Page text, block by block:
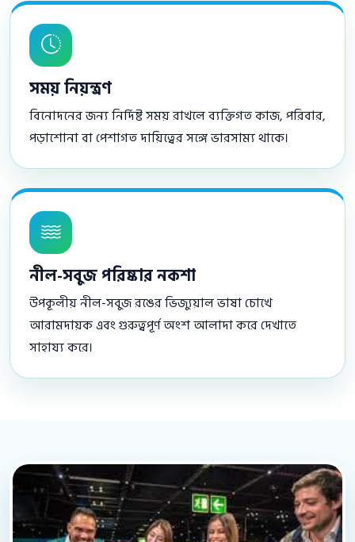
সময় নিয়ন্ত্রণ
বিনোদনের জন্য নির্দিষ্ট সময় রাখলে ব্যক্তিগত কাজ, পরিবার,
পড়াশোনা বা পেশাগত দায়িত্বের সঙ্গে ভারসাম্য থাকে।
নীল-সবুজ পরিষ্কার নকশা
উপকূলীয় নীল-সবুজ রঙের ভিজ্যুয়াল ভাষা চোখে
আরামদায়ক এবং গুরুত্বপূর্ণ অংশ আলাদা করে দেখাতে
সাহায্য করে।